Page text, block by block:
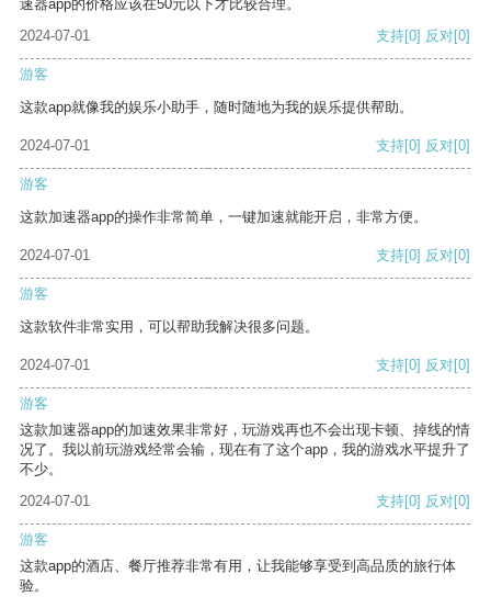
速器app的价格应该在50元以下才比较合理。
2024-07-01
支持[0] 反对[0]
游客
这款app就像我的娱乐小助手，随时随地为我的娱乐提供帮助。
2024-07-01 支持[0] 反对[0]
游客
这款加速器app的操作非常简单，一键加速就能开启，非常方便。
2024-07-01 支持[0] 反对[0]
游客
这款软件非常实用，可以帮助我解决很多问题。
2024-07-01 支持[0] 反对[0]
游客
这款加速器app的加速效果非常好，玩游戏再也不会出现卡顿、掉线的情
况了。我以前玩游戏经常会输，现在有了这个app，我的游戏水平提升了
不少。
2024-07-01
支持[0] 反对[0]
游客
这款app的酒店、餐厅推荐非常有用，让我能够享受到高品质的旅行体
验。